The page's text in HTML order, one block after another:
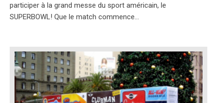
participer à la grand messe du sport américain, le
SUPERBOWL! Que le match commence...